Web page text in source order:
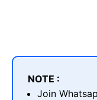
NOTE :
Join